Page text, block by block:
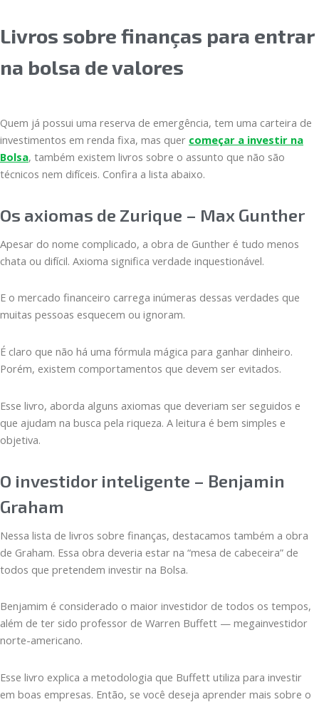
Livros sobre finanças para entrar
na bolsa de valores
Quem já possui uma reserva de emergência, tem uma carteira de
investimentos em renda fixa, mas quer começar a investir na
Bolsa, também existem livros sobre o assunto que não são
técnicos nem difíceis. Confira a lista abaixo.
Os axiomas de Zurique – Max Gunther
Apesar do nome complicado, a obra de Gunther é tudo menos
chata ou difícil. Axioma significa verdade inquestionável.
E o mercado financeiro carrega inúmeras dessas verdades que
muitas pessoas esquecem ou ignoram.
É claro que não há uma fórmula mágica para ganhar dinheiro.
Porém, existem comportamentos que devem ser evitados.
Esse livro, aborda alguns axiomas que deveriam ser seguidos e
que ajudam na busca pela riqueza. A leitura é bem simples e
objetiva.
O investidor inteligente – Benjamin
Graham
Nessa lista de livros sobre finanças, destacamos também a obra
de Graham. Essa obra deveria estar na “mesa de cabeceira” de
todos que pretendem investir na Bolsa.
Benjamim é considerado o maior investidor de todos os tempos,
além de ter sido professor de Warren Buffett — megainvestidor
norte-americano.
Esse livro explica a metodologia que Buffett utiliza para investir
em boas empresas. Então, se você deseja aprender mais sobre o